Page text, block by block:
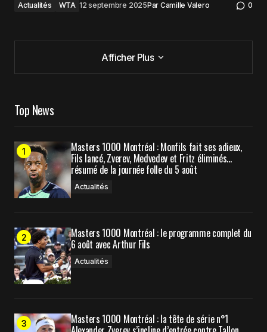
Actualités WTA 12 septembre 2025Par Camille Valero 0
Afficher Plus
Afficher Plus
Top News
Masters 1000 Montréal : Monfils fait ses adieux,
Fils lancé, Zverev, Medvedev et Fritz éliminés…
résumé de la journée folle du 5 août
Actualités
Masters 1000 Montréal : le programme complet du
6 août avec Arthur Fils
Actualités
Masters 1000 Montréal : la tête de série n°1